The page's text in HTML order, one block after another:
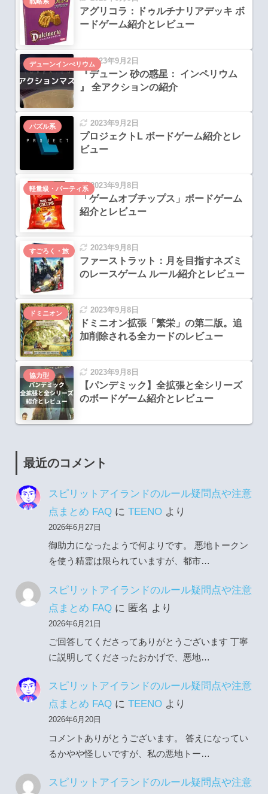
アグリコラ：ドゥルチナリアデッキ ボ
ードゲーム紹介とレビュー
2023年9月2日
『デューン 砂の惑星： インペリウム
』 全アクションの紹介
デューンインぺリウム
2023年9月2日
プロジェクトL ボードゲーム紹介とレ
ビュー
パズル系
2023年9月8日
「ゲームオブチップス」ボードゲーム
紹介とレビュー
軽量級・パーティ系
2023年9月8日
ファーストラット：月を目指すネズミ
のレースゲーム ルール紹介とレビュー
すごろく・旅
2023年9月8日
ドミニオン拡張「繁栄」の第二版。追
加削除される全カードのレビュー
ドミニオン
2023年9月8日
【パンデミック】全拡張と全シリーズ
のボードゲーム紹介とレビュー
協力型
最近のコメント
スピリットアイランドのルール疑問点や注意
点まとめ FAQに TEENOより
2026年6月27日
御助力になったようで何よりです。 悪地トークン
を使う精霊は限られていますが、都市…
スピリットアイランドのルール疑問点や注意
点まとめ FAQに 匿名 より
2026年6月21日
ご回答してくださってありがとうございます 丁寧
に説明してくださったおかげで、悪地…
スピリットアイランドのルール疑問点や注意
点まとめ FAQに TEENOより
2026年6月20日
コメントありがとうございます。 答えになってい
るかやや怪しいですが、私の悪地トー…
スピリットアイランドのルール疑問点や注意